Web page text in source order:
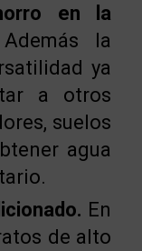
en la
la
ya
a otros
suelos
agua
En
de alto